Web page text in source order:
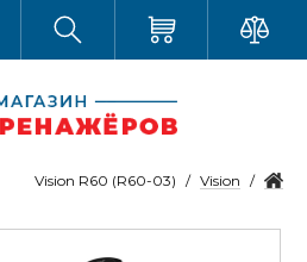
Vision
Vision R60 (R60-03)